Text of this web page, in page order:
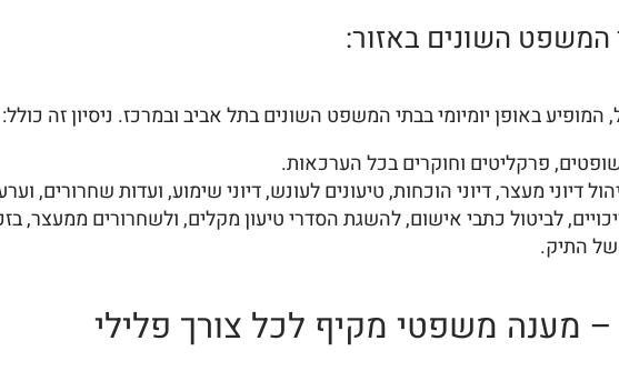
המופיע באופן יומיומי בבתי המשפט השונים בתל אביב ובמרכז. ניסיון זה כולל:
פרקליטים וחוקרים בכל הערכאות.
דיוני מעצר, דיוני הוכחות, טיעונים לעונש, דיוני שימוע, ועדות שחרורים,
לביטול כתבי אישום, להשגת הסדרי טיעון מקלים, ולשחרורים ממעצר,
של התיק.
– מענה משפטי מקיף לכל צורך פלילי